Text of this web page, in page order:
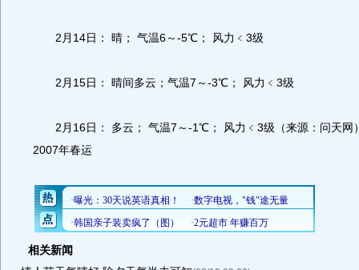
2月14日： 晴； 气温6～-5℃； 风力﹤3级
2月15日： 晴间多云；气温7～-3℃； 风力﹤3级
2月16日： 多云； 气温7～-1℃； 风力﹤3级（来源：问天网
2007年春运
相关新闻